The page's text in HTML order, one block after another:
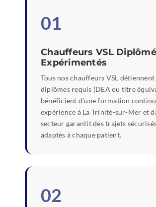
01
Chauffeurs VSL
Expérimentés
Tous nos chauffeurs VSL détiennent
diplômes requis (DEA ou titre
bénéficient d’une formation
expérience à La Trinité-sur-Mer et
secteur garantit des trajets
adaptés à chaque patient.
02